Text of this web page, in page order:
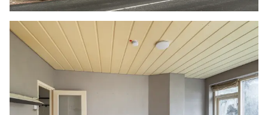
De inpandige badkamer is deels betegeld en
voorzien van een douche en een
wasmachineaansluiting.
BIJZONDERHEDEN